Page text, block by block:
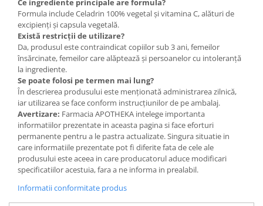
Ce ingrediente principale are formula?
Formula include Celadrin 100% vegetal și vitamina C, alături de
excipienți și capsula vegetală.
Există restricții de utilizare?
Da, produsul este contraindicat copiilor sub 3 ani, femeilor
însărcinate, femeilor care alăptează și persoanelor cu intoleranță
la ingrediente.
Se poate folosi pe termen mai lung?
În descrierea produsului este menționată administrarea zilnică,
iar utilizarea se face conform instrucțiunilor de pe ambalaj.
Avertizare: Farmacia APOTHEKA intelege importanta
informatiilor prezentate in aceasta pagina si face eforturi
permanente pentru a le pastra actualizate. Singura situatie in
care informatiile prezentate pot fi diferite fata de cele ale
produsului este aceea in care producatorul aduce modificari
specificatiilor acestuia, fara a ne informa in prealabil.
Informatii conformitate produs